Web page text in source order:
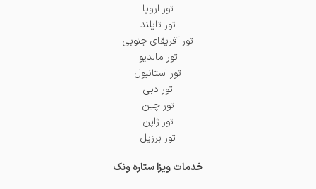
تور اروپا
تور تایلند
تور آفریقای جنوبی
تور مالدیو
تور استانبول
تور دبی
تور چین
تور ژاپن
تور برزیل
خدمات ویزا ستاره ونک